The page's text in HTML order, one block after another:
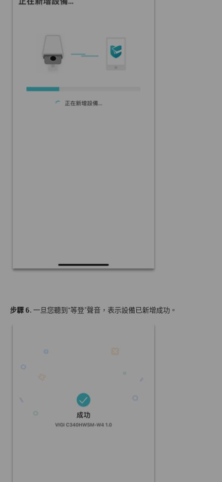
步驟 6. 一旦您聽到“等登”聲音，表示設備已新增成功。